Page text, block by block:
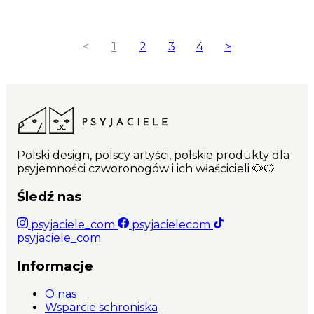
< 1 2 3 4 >
Polski design, polscy artyści, polskie produkty dla
psyjemności czworonogów i ich właścicieli 🐶🐱
Śledź nas
psyjaciele_com
psyjacielecom
psyjaciele_com
Informacje
O nas
Wsparcie schroniska